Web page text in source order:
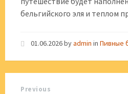
бельгийского эля и теплом
01.06.2026byadmin in Пивные
Previous